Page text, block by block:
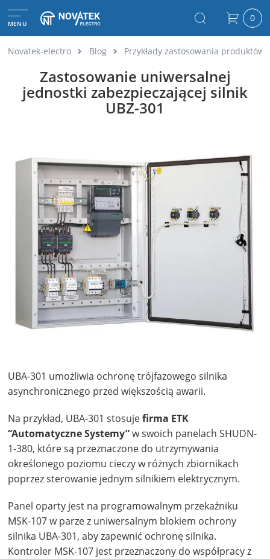
MENU 0
Novatek-electro Blog Przykłady zastosowania produktów
UBA-301 umożliwia ochronę trójfazowego silnika
asynchronicznego przed większością awarii.
Na przykład, UBA-301 stosujefirma ETK
“Automatyczne Systemy”w swoich panelach SHUDN-
1-380, które są przeznaczone do utrzymywania
określonego poziomu cieczy w różnych zbiornikach
poprzez sterowanie jednym silnikiem elektrycznym.
Panel oparty jest na programowalnym przekaźniku
MSK-107 w parze z uniwersalnym blokiem ochrony
silnika UBA-301, aby zapewnić ochronę silnika.
Kontroler MSK-107 jest przeznaczony do współpracy z
Zastosowanie uniwersalnej
jednostki zabezpieczającej silnik
UBZ-301